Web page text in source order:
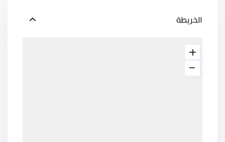
الخريطة